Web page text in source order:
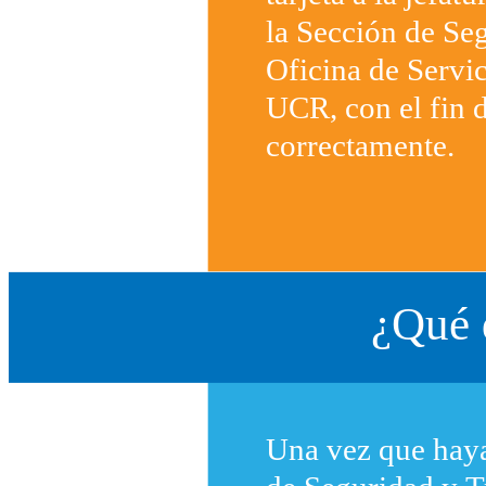
la Sección de
Oficina de
UCR, con el fin
correctamente.
Una vez que
¿Qué